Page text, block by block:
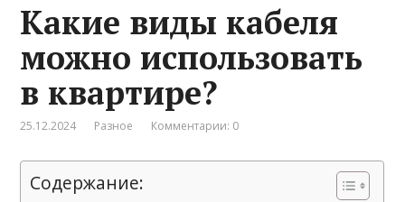
Какие виды кабеля
можно использовать
в квартире?
25.12.2024 Разное Комментарии: 0
Содержание: